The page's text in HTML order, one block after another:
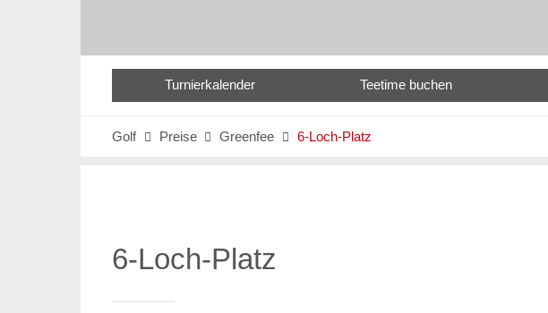
Turnierkalender Teetime buchen
Golf  Preise  Greenfee  6-Loch-Platz
6-Loch-Platz